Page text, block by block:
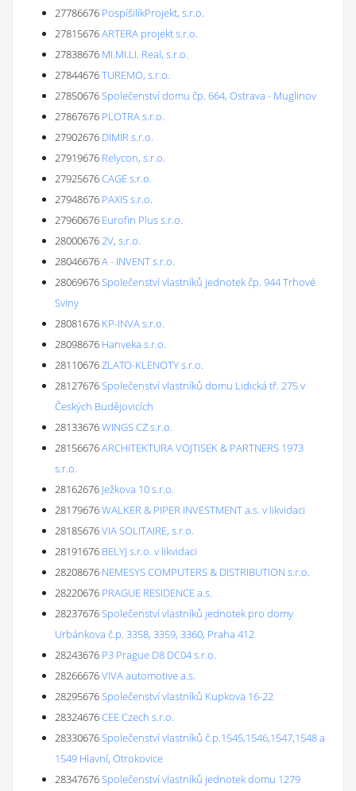
27786676 PospíšilíkProjekt, s.r.o.
27815676ARTERA projekt s.r.o.
27838676 MI.MI.LI. Real, s.r.o.
27844676TUREMO, s.r.o.
27850676Společenství domu čp. 664, Ostrava - Muglinov
27867676 PLOTRA s.r.o.
27902676 DIMIR s.r.o.
27919676 Relycon, s.r.o.
27925676CAGE s.r.o.
27948676 PAXIS s.r.o.
27960676 Eurofin Plus s.r.o.
280006762V, s.r.o.
28046676A - INVENT s.r.o.
28069676Společenství vlastníků jednotek čp. 944 Trhové
Sviny
28081676 KP-INVA s.r.o.
28098676 Hanveka s.r.o.
28110676ZLATO-KLENOTY s.r.o.
28127676Společenství vlastníků domu Lidická tř. 275 v
Českých Budějovicích
28133676WINGS CZ s.r.o.
28156676ARCHITEKTURA VOJTISEK & PARTNERS 1973
s.r.o.
28162676 Ježkova 10 s.r.o.
28179676WALKER & PIPER INVESTMENT a.s. v likvidaci
28185676VIA SOLITAIRE, s.r.o.
28191676 BELYJ s.r.o. v likvidaci
28208676 NEMESYS COMPUTERS & DISTRIBUTION s.r.o.
28220676 PRAGUE RESIDENCE a.s.
28237676Společenství vlastníků jednotek pro domy
Urbánkova č.p. 3358, 3359, 3360, Praha 412
28243676 P3 Prague D8 DC04 s.r.o.
28266676VIVA automotive a.s.
28295676Společenství vlastníků Kupkova 16-22
28324676CEE Czech s.r.o.
28330676Společenství vlastníků č.p.1545,1546,1547,1548 a
1549 Hlavní, Otrokovice
28347676Společenství vlastníků jednotek domu 1279